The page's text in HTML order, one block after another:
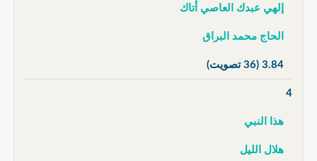
إلهي عبدك العاصي أتاك
الحاج محمد البراق
3.84 (36 تصويت)
4
هذا النبي
هلال الليل